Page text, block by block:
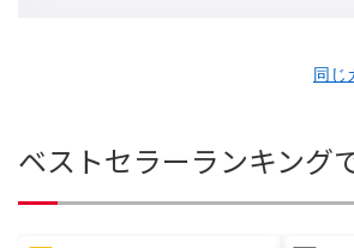
同じ
ベストセラーランキング